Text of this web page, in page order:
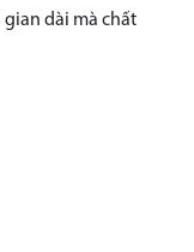
dài mà chất